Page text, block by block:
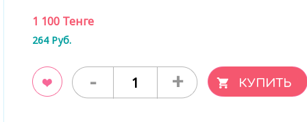
1 100 Тенге
264 Руб.
- +